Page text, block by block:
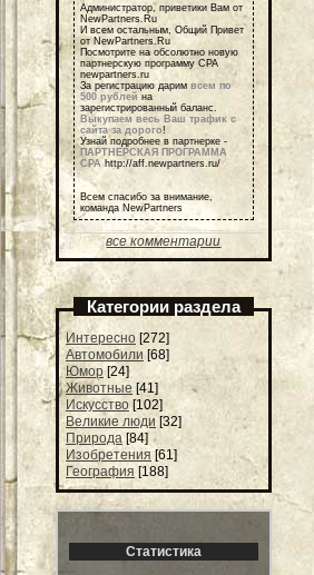
Администратор, приветики Вам от
NewPartners.Ru
И всем остальным, Общий Привет
от NewPartners.Ru
Посмотрите на обсолютно новую
партнерскую программу СРА
newpartners.ru
За регистрацию дарим всем по
500 рублей на
зарегистрированный баланс.
Выкупаем весь Ваш трафик с
сайта за дорого!
Узнай подробнее в партнерке -
ПАРТНЕРСКАЯ ПРОГРАММА
СРА http://aff.newpartners.ru/
Всем спасибо за внимание,
команда NewPartners
все комментарии
Категории раздела
Интересно [272]
Автомобили [68]
Юмор [24]
Животные [41]
Искусство [102]
Великие люди [32]
Природа [84]
Изобретения [61]
География [188]
Статистика